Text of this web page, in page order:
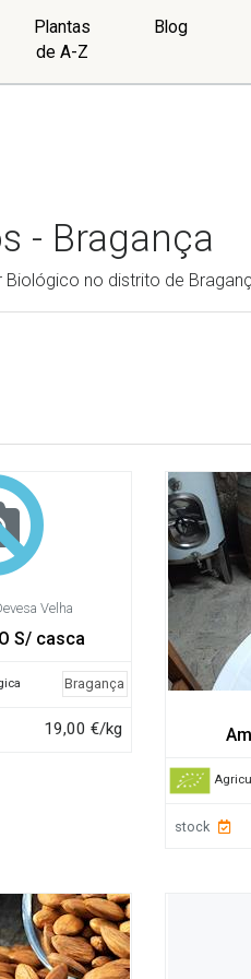
Plantas
de A-Z
Blog
- Bragança
no distrito de
Velha
S/ casca
Bragança
19,00 €/kg
stock